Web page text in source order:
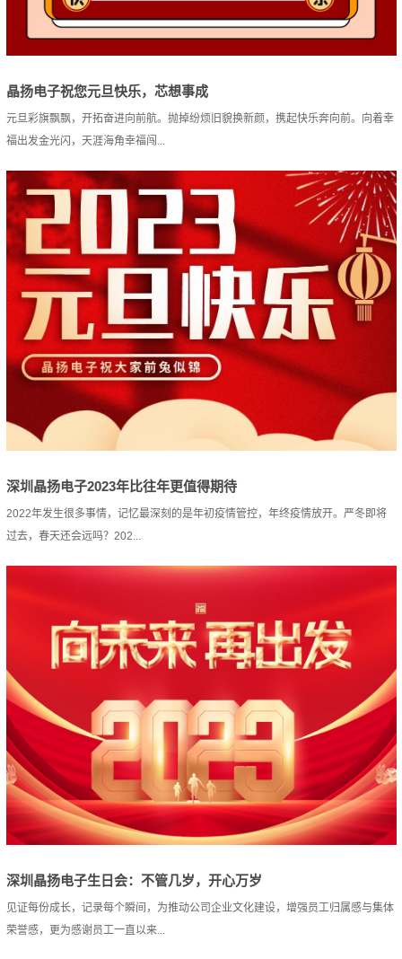
晶扬电子祝您元旦快乐，芯想事成
元旦彩旗飘飘，开拓奋进向前航。抛掉纷烦旧貌换新颜，携起快乐奔向前。向着幸
福出发金光闪，天涯海角幸福闯...
深圳晶扬电子2023年比往年更值得期待
2022年发生很多事情，记忆最深刻的是年初疫情管控，年终疫情放开。严冬即将
过去，春天还会远吗？202...
深圳晶扬电子生日会：不管几岁，开心万岁
见证每份成长，记录每个瞬间，为推动公司企业文化建设，增强员工归属感与集体
荣誉感，更为感谢员工一直以来...